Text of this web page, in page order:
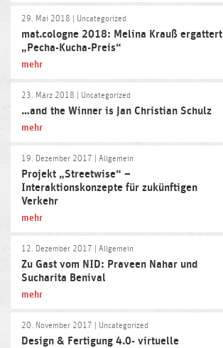
29. Mai 2018 | Uncategorized
mat.cologne 2018: Melina Krauß ergattert
„Pecha-Kucha-Preis“
mehr
23. März 2018 | Uncategorized
…and the Winner is Jan Christian Schulz
mehr
19. Dezember 2017 | Allgemein
Projekt „Streetwise“ –
Interaktionskonzepte für zukünftigen
Verkehr
mehr
12. Dezember 2017 | Allgemein
Zu Gast vom NID: Praveen Nahar und
Sucharita Benival
mehr
20. November 2017 | Uncategorized
Design & Fertigung 4.0- virtuelle